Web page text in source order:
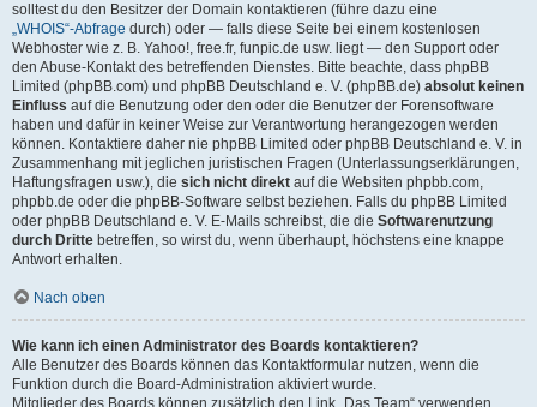
solltest du den Besitzer der Domain kontaktieren (führe dazu eine
„WHOIS“-Abfrage durch) oder — falls diese Seite bei einem kostenlosen
Webhoster wie z. B. Yahoo!, free.fr, funpic.de usw. liegt — den Support oder
den Abuse-Kontakt des betreffenden Dienstes. Bitte beachte, dass phpBB
Limited (phpBB.com) und phpBB Deutschland e. V. (phpBB.de) absolut keinen
Einfluss auf die Benutzung oder den oder die Benutzer der Forensoftware
haben und dafür in keiner Weise zur Verantwortung herangezogen werden
können. Kontaktiere daher nie phpBB Limited oder phpBB Deutschland e. V. in
Zusammenhang mit jeglichen juristischen Fragen (Unterlassungserklärungen,
Haftungsfragen usw.), die sich nicht direkt auf die Websiten phpbb.com,
phpbb.de oder die phpBB-Software selbst beziehen. Falls du phpBB Limited
oder phpBB Deutschland e. V. E-Mails schreibst, die die Softwarenutzung
durch Dritte betreffen, so wirst du, wenn überhaupt, höchstens eine knappe
Antwort erhalten.
Nach oben
Wie kann ich einen Administrator des Boards kontaktieren?
Alle Benutzer des Boards können das Kontaktformular nutzen, wenn die
Funktion durch die Board-Administration aktiviert wurde.
Mitglieder des Boards können zusätzlich den Link „Das Team“ verwenden.